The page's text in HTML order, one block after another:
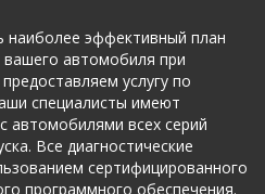
эффективный план
автомобиля при
услугу по
специалисты имеют
автомобилями всех серий
Все диагностические
сертифицированного
программного обеспечения.